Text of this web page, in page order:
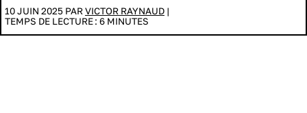
10 JUIN 2025 PARVICTOR RAYNAUD |
TEMPS DE LECTURE : 6 MINUTES